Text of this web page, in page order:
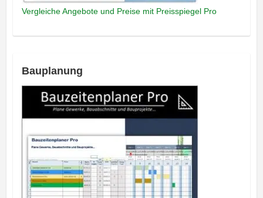
Vergleiche Angebote und Preise mit Preisspiegel Pro
Bauplanung